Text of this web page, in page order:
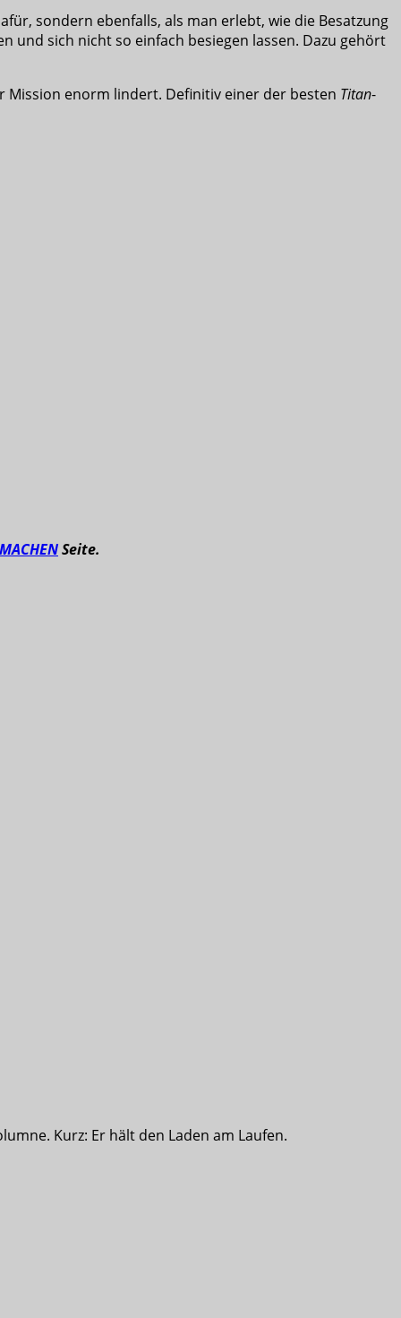
sondern ebenfalls, als man erlebt, wie die Besatzung
und sich nicht so einfach besiegen lassen. Dazu gehört
Mission enorm lindert. Definitiv einer der besten Titan-
Seite.
Kurz: Er hält den Laden am Laufen.